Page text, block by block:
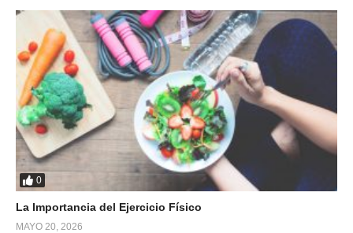
0
La Importancia del Ejercicio Físico
MAYO 20, 2026